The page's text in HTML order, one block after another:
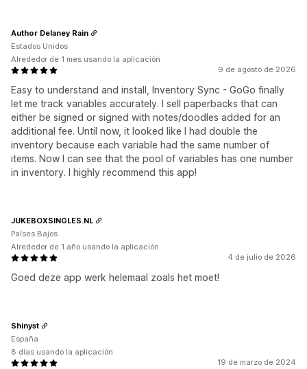
9 de agosto de 2026
Easy to understand and install, Inventory Sync - GoGo finally
let me track variables accurately. I sell paperbacks that can
either be signed or signed with notes/doodles added for an
additional fee. Until now, it looked like I had double the
inventory because each variable had the same number of
items. Now I can see that the pool of variables has one number
in inventory. I highly recommend this app!
Author Delaney Rain
Estados Unidos
Alrededor de 1 mes usando la aplicación
4 de julio de 2026
Goed deze app werk helemaal zoals het moet!
JUKEBOXSINGLES.NL
Países Bajos
Alrededor de 1 año usando la aplicación
19 de marzo de 2024
Shinyst
España
8 días usando la aplicación